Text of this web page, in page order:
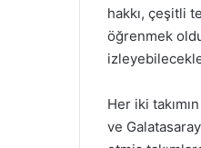
hakkı, çeşitli
öğrenmek
Her iki
ve